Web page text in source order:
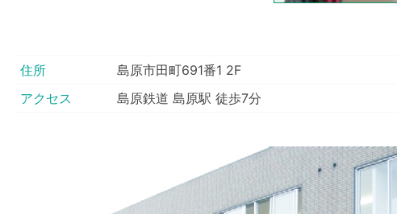
住所
島原市田町691番1 2F
アクセス
島原鉄道 島原駅 徒歩7分